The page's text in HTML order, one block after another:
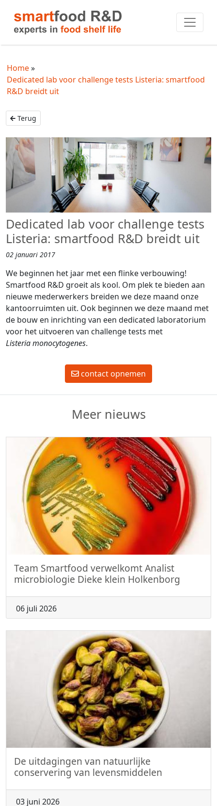
Home
Dedicated lab voor challenge tests Listeria: smartfood
R&D breidt uit
Terug
Dedicated lab voor challenge tests
Listeria: smartfood R&D breidt uit
02 januari 2017
We beginnen het jaar met een flinke verbouwing!
Smartfood R&D groeit als kool. Om plek te bieden aan
nieuwe mederwerkers breiden we deze maand onze
kantoorruimten uit. Ook beginnen we deze maand met
de bouw en inrichting van een dedicated laboratorium
voor het uitvoeren van challenge tests met
Listeria monocytogenes.
contact opnemen
Meer nieuws
Team Smartfood verwelkomt Analist
microbiologie Dieke klein Holkenborg
06 juli 2026
De uitdagingen van natuurlijke
conservering van levensmiddelen
03 juni 2026